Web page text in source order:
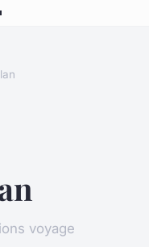
voyage